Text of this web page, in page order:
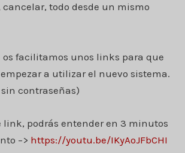
cancelar, todo desde un mismo
facilitamos unos links para que
a utilizar el nuevo sistema.
contraseñas)
link, podrás entender en 3 minutos
–> https://youtu.be/IKyAoJFbCHI